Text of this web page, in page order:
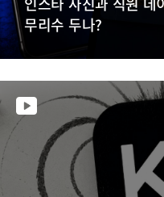
무리수 두나?